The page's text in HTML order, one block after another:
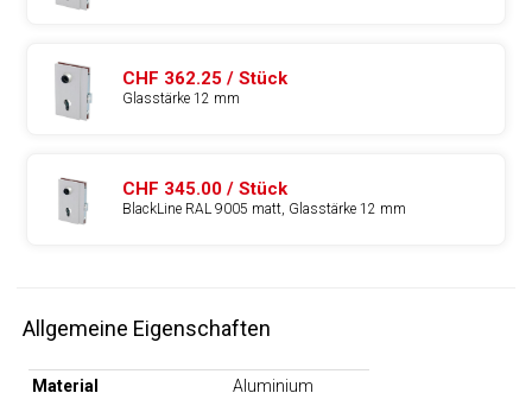
CHF 362.25 / Stück
Glasstärke 12 mm
CHF 345.00 / Stück
BlackLine RAL 9005 matt, Glasstärke 12 mm
Allgemeine Eigenschaften
Material
Aluminium